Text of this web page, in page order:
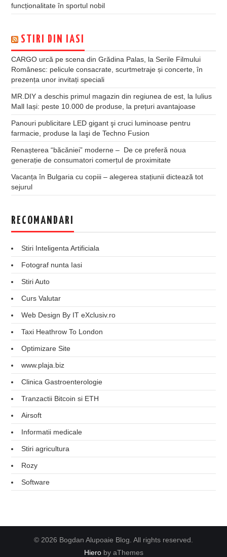
funcționalitate în sportul nobil
STIRI DIN IASI
CARGO urcă pe scena din Grădina Palas, la Serile Filmului
Românesc: pelicule consacrate, scurtmetraje și concerte, în
prezența unor invitați speciali
MR.DIY a deschis primul magazin din regiunea de est, la Iulius
Mall Iași: peste 10.000 de produse, la prețuri avantajoase
Panouri publicitare LED gigant şi cruci luminoase pentru
farmacie, produse la Iaşi de Techno Fusion
Renașterea “băcăniei” moderne – De ce preferă noua
generație de consumatori comerțul de proximitate
Vacanța în Bulgaria cu copiii – alegerea stațiunii dictează tot
sejurul
RECOMANDARI
Stiri Inteligenta Artificiala
Fotograf nunta Iasi
Stiri Auto
Curs Valutar
Web Design By IT eXclusiv.ro
Taxi Heathrow To London
Optimizare Site
www.plaja.biz
Clinica Gastroenterologie
Tranzactii Bitcoin si ETH
Airsoft
Informatii medicale
Stiri agricultura
Rozy
Software
© 2026 Bogdan Alupoaie Blog. All rights reserved.
Hieroby aThemes